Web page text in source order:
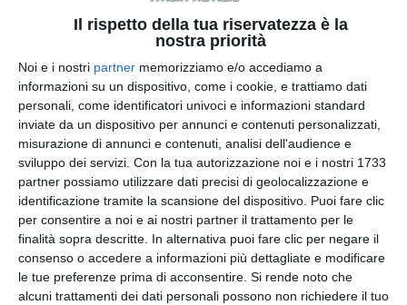
Il rispetto della tua riservatezza è la
nostra priorità
Noi e i nostri partner memorizziamo e/o accediamo a
informazioni su un dispositivo, come i cookie, e trattiamo dati
personali, come identificatori univoci e informazioni standard
inviate da un dispositivo per annunci e contenuti personalizzati,
misurazione di annunci e contenuti, analisi dell'audience e
sviluppo dei servizi. Con la tua autorizzazione noi e i nostri 1733
partner possiamo utilizzare dati precisi di geolocalizzazione e
identificazione tramite la scansione del dispositivo. Puoi fare clic
per consentire a noi e ai nostri partner il trattamento per le
finalità sopra descritte. In alternativa puoi fare clic per negare il
consenso o accedere a informazioni più dettagliate e modificare
le tue preferenze prima di acconsentire. Si rende noto che
alcuni trattamenti dei dati personali possono non richiedere il tuo
Turismo, Gianmarco Mazzi nuovo
ministro: giuramento al Quirinale
Roma - Gianmarco Mazzi è il nuovo ministro del
Turismo. L’attuale sottosegretario al Mi…
by Giornale di Puglia - 11:13